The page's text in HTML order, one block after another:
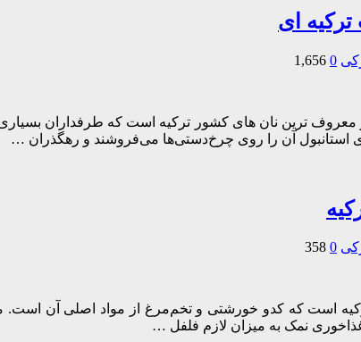
ای
0
1,656
ترین نان های کشور ترکیه است که طرفداران
استانبول آن را روی چرخ‌دستی‌ها می‌فروشند و رهگذران …
0
358
نمک به میزان لازم فلفل …